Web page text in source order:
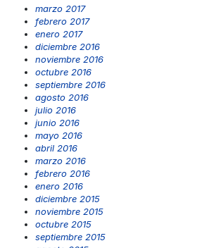
marzo 2017
febrero 2017
enero 2017
diciembre 2016
noviembre 2016
octubre 2016
septiembre 2016
agosto 2016
julio 2016
junio 2016
mayo 2016
abril 2016
marzo 2016
febrero 2016
enero 2016
diciembre 2015
noviembre 2015
octubre 2015
septiembre 2015